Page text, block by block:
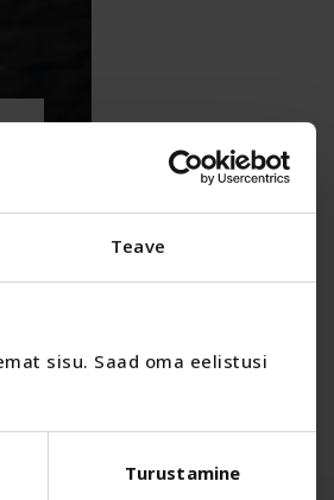
Teave
sisu. Saad oma eelistusi
Turustamine